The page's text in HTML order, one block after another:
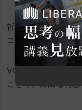
哲学、文学、歴史
コンテンツを配信
VUCAな時代にお
ことで、自由な発